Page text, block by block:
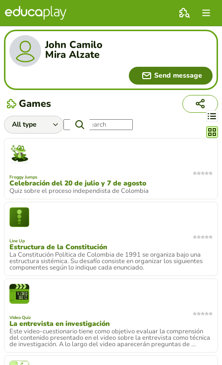
John Camilo
Mira Alzate
Send message
Games
Froggy Jumps
Celebración del 20 de julio y 7 de agosto
Quiz sobre el proceso independista de Colombia
Line Up
Estructura de la Constitución
La Constitución Política de Colombia de 1991 se organiza bajo una
estructura sistémica. Su desafío consiste en organizar los siguientes
componentes según lo indique cada enunciado.
Video Quiz
La entrevista en investigación
Este video-cuestionario tiene como objetivo evaluar la comprensión
del contenido presentado en el video sobre la entrevista como técnica
de investigación. A lo largo del video aparecerán preguntas de ...